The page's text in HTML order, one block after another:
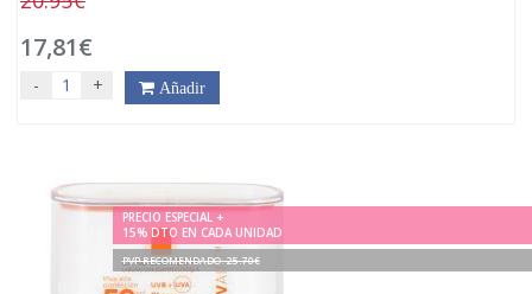
17,81€
- + Añadir
PRECIO ESPECIAL +
15% DTO EN CADA UNIDAD
PVP RECOMENDADO. 25.70€